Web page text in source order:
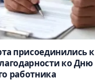
присоединились к
ко Дню
работника